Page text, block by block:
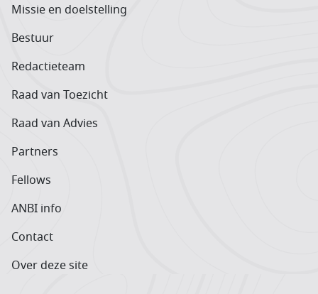
Missie en doelstelling
Bestuur
Redactieteam
Raad van Toezicht
Raad van Advies
Partners
Fellows
ANBI info
Contact
Over deze site